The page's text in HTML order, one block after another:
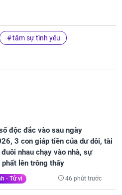
tâm sự tình yêu
độc đắc vào sau ngày
3 con giáp tiền của dư dôi, tài
đuôi nhau chạy vào nhà, sự
phất lên trông thấy
- Tử vi 46 phút trước